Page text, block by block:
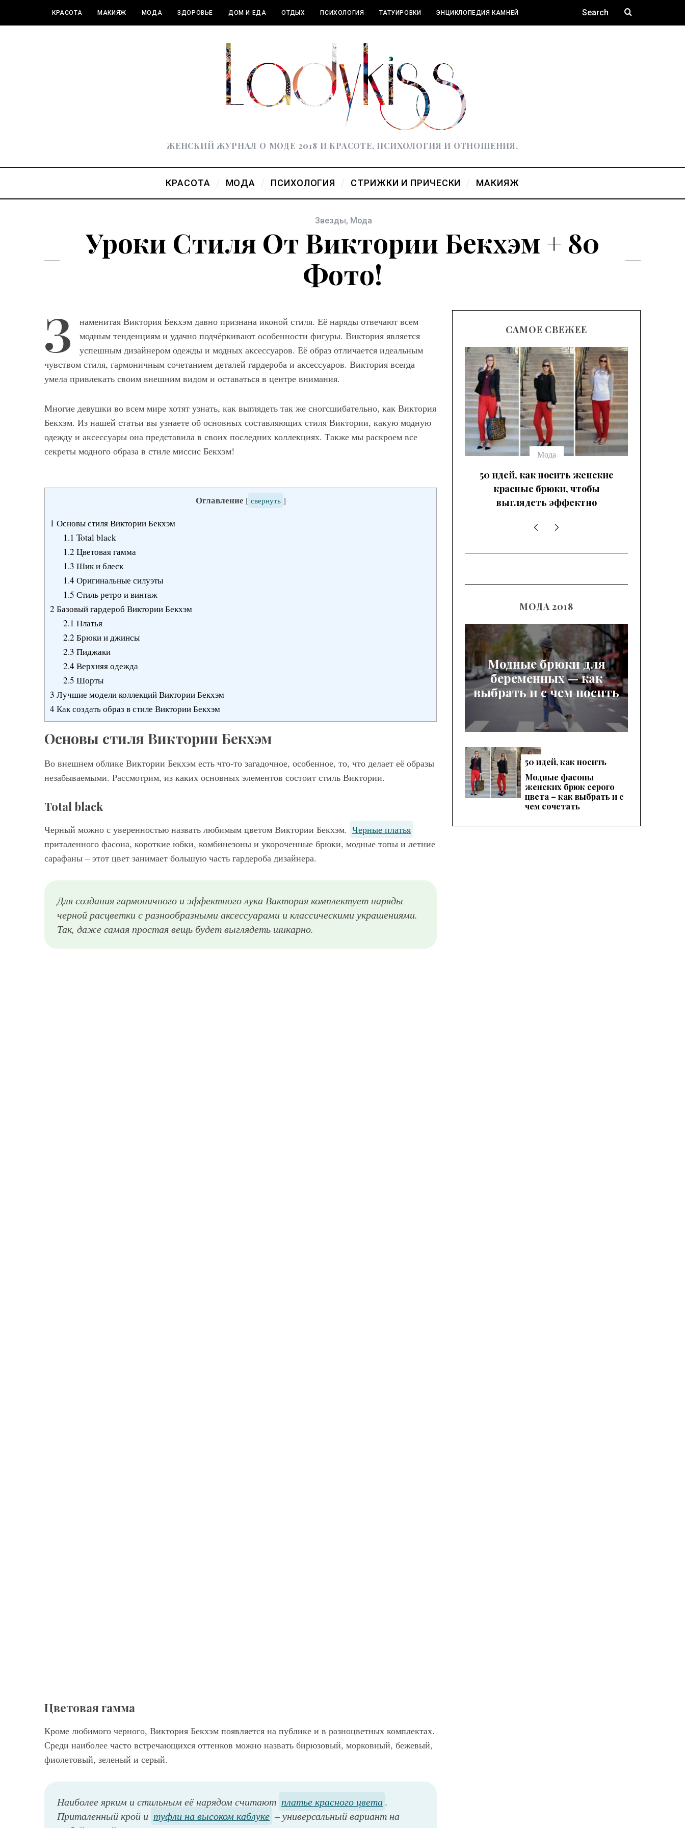
КРАСОТА МАКИЯЖ МОДА ЗДОРОВЬЕ ДОМ И ЕДА ОТДЫХ ПСИХОЛОГИЯ ТАТУИРОВКИ ЭНЦИКЛОПЕДИЯ КАМНЕЙ
ЖЕНСКИЙ ЖУРНАЛ О МОДЕ 2018 И КРАСОТЕ, ПСИХОЛОГИЯ И ОТНОШЕНИЯ.
КРАСОТА МОДА ПСИХОЛОГИЯ СТРИЖКИ И ПРИЧЕСКИ МАКИЯЖ
Звезды, Мода
Уроки Стиля От Виктории Бекхэм + 80
Фото!
З
наменитая Виктория Бекхэм давно признана иконой стиля. Её наряды отвечают всем
модным тенденциям и удачно подчёркивают особенности фигуры. Виктория является
успешным дизайнером одежды и модных аксессуаров. Её образ отличается идеальным
чувством стиля, гармоничным сочетанием деталей гардероба и аксессуаров. Виктория всегда
умела привлекать своим внешним видом и оставаться в центре внимания.
Многие девушки во всем мире хотят узнать, как выглядеть так же сногсшибательно, как Виктория
Бекхэм. Из нашей статьи вы узнаете об основных составляющих стиля Виктории, какую модную
одежду и аксессуары она представила в своих последних коллекциях. Также мы раскроем все
секреты модного образа в стиле миссис Бекхэм!
Оглавление [ свернуть ]
1 Основы стиля Виктории Бекхэм
1.1 Total black
1.2 Цветовая гамма
1.3 Шик и блеск
1.4 Оригинальные силуэты
1.5 Стиль ретро и винтаж
2 Базовый гардероб Виктории Бекхэм
2.1 Платья
2.2 Брюки и джинсы
2.3 Пиджаки
2.4 Верхняя одежда
2.5 Шорты
3 Лучшие модели коллекций Виктории Бекхэм
4 Как создать образ в стиле Виктории Бекхэм
Основы стиля Виктории Бекхэм
Во внешнем облике Виктории Бекхэм есть что-то загадочное, особенное, то, что делает её образы
незабываемыми. Рассмотрим, из каких основных элементов состоит стиль Виктории.
Total black
Черный можно с уверенностью назвать любимым цветом Виктории Бекхэм. Черные платья
приталенного фасона, короткие юбки, комбинезоны и укороченные брюки, модные топы и летние
сарафаны – этот цвет занимает большую часть гардероба дизайнера.
Для создания гармоничного и эффектного лука Виктория комплектует наряды
черной расцветки с разнообразными аксессуарами и классическими украшениями.
Так, даже самая простая вещь будет выглядеть шикарно.
Цветовая гамма
Кроме любимого черного, Виктория Бекхэм появляется на публике и в разноцветных комплектах.
Среди наиболее часто встречающихся оттенков можно назвать бирюзовый, морковный, бежевый,
фиолетовый, зеленый и серый.
Наиболее ярким и стильным её нарядом считают платье красного цвета.
Приталенный крой и туфли на высоком каблуке – универсальный вариант на
САМОЕ СВЕЖЕЕ
Модные фасоны женских
брюк серого цвета – как
беременных — как выбрать и с
Мода
50 идей, как носить женские
красные брюки, чтобы
выглядеть эффектно
МОДА 2018
Модные брюки для
беременных — как
выбрать и с чем носить
50 идей, как носить
брюки, чтобы
выглядеть эффектно
Модные фасоны
женских брюк серого
цвета – как выбрать и с
чем сочетать